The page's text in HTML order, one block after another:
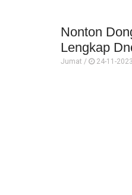
Nonton
Lengkap
Jumat / 24-11-